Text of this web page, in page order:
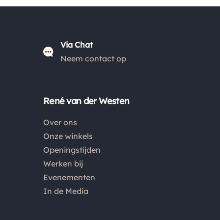
De verzendkosten naar België en de rest van
Europa wijken af van de verzendkosten binnen
verzendkosten €3,95. De pakketten naar België
de verzendkosten buiten Nederland en België
verwijzen wij je graag door naar "
Kies je voor afhalen bij een pakketpunt maar wordt
het pakket niet afgehaald? Dan retourneren wij het
aankoopbedrag min de gemaakte verzendkosten.
Via Chat
Neem contact op
René van der Westen
Over ons
Onze winkels
Openingstijden
Werken bij
Evenementen
In de Media